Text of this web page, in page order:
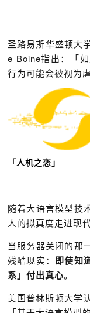
圣路易斯华盛顿大
e Boine指出：「
行为可能会被视为虐
「人机之恋」
随着大语言模型技
人的拟真度走进现
当服务器关闭的那
残酷现实： 即使知
系」付出真心。
美国普林斯顿大学